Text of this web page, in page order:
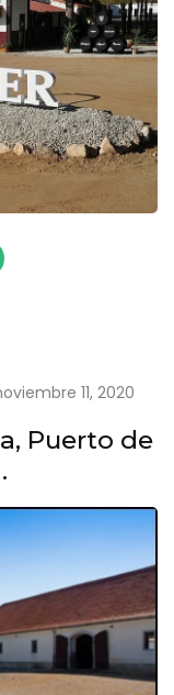
11, 2020
Puerto de